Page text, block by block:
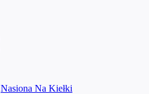
Nasiona Na Kiełki